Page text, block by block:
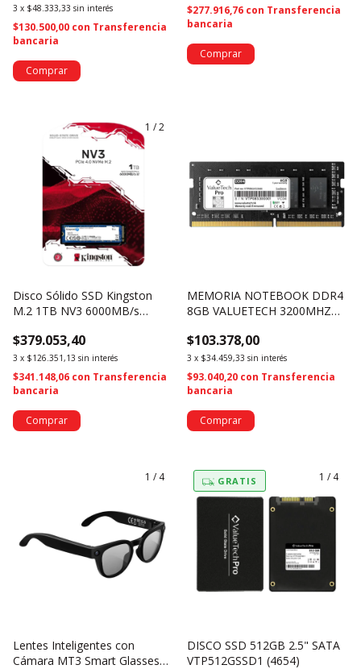
3 x $48.333,33 sin interés
$130.500,00 con Transferencia
bancaria
Comprar
$277.916,76 con Transferencia
bancaria
1 /2
Disco Sólido SSD Kingston
M.2 1TB NV3 6000MB/s
SNV3S/1000G (4718)
$379.053,40
3 x $126.351,13 sin interés
$341.148,06 con Transferencia
bancaria
MEMORIA NOTEBOOK DDR4
8GB VALUETECH 3200MHZ
$103.378,00
3 x $34.459,33 sin interés
$93.040,20 con Transferencia
bancaria
1 / 4
Lentes Inteligentes con
Cámara MT3 Smart Glasses
1 / 4
GRATIS
DISCO SSD 512GB 2.5" SATA
VTP512GSSD1 (4654)